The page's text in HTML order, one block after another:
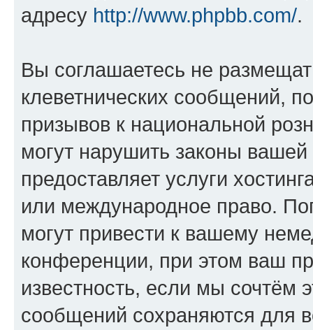
адресу http://www.phpbb.com/.
Вы соглашаетесь не
клеветнических сообщений,
призывов к национальной
могут нарушить законы
предоставляет услуги
или международное право.
могут привести к вашему
конференции, при этом ваш
известность, если мы сочтём
сообщений сохраняются для